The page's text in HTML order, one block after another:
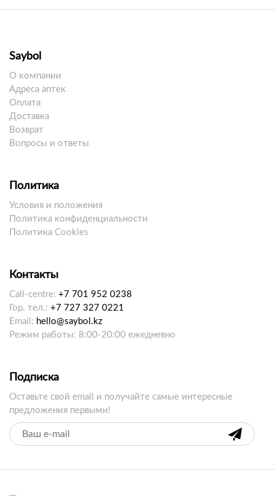
Saybol
О компании
Адреса аптек
Оплата
Доставка
Возврат
Вопросы и ответы
Политика
Условия и положения
Политика конфиденциальности
Политика Cookies
Контакты
Call-centre: +7 701 952 0238
Гор. тел.: +7 727 327 0221
Email: hello@saybol.kz
Режим работы: 8:00-20:00 ежедневно
Подписка
Оставьте свой email и получайте самые интересные
предложения первыми!